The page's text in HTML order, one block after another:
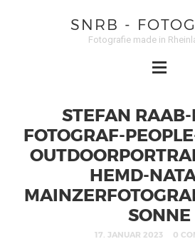
SNRB -
Fotografie made in
STEFAN
FOTOGRAF-
HEMD-
SONNE
17. JANUAR 2023 0